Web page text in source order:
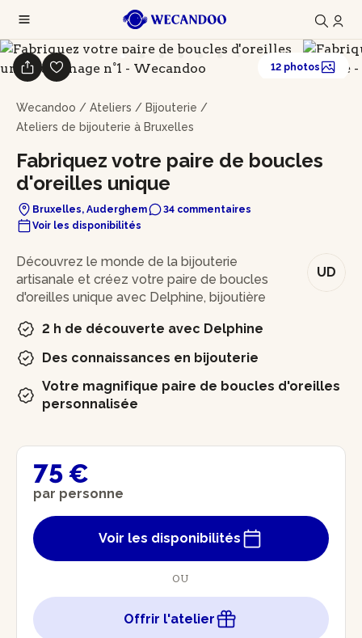
Wecandoo / Ateliers / Bijouterie /
Ateliers de bijouterie à Bruxelles
Fabriquez votre paire de boucles
d'oreilles unique
Bruxelles, Auderghem
34 commentaires
Voir les disponibilités
12 photos
En bref
UD
Découvrez le monde de la bijouterie
artisanale et créez votre paire de boucles
d'oreilles unique avec Delphine, bijoutière
2 h de découverte avec Delphine
Des connaissances en bijouterie
Votre magnifique paire de boucles d'oreilles
personnalisée
75 €
par personne
Voir les disponibilités
OU
Offrir l'atelier